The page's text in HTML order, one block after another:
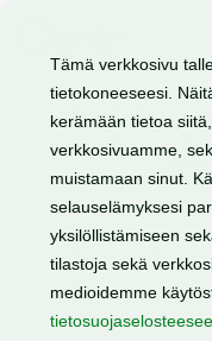
Tämä verkkosivu
tietokoneeseesi.
kerämään tietoa
verkkosivuamme,
muistamaan sinut.
selauselämyksesi
yksilöllistämiseen
tilastoja sekä
medioidemme
Ohjeita